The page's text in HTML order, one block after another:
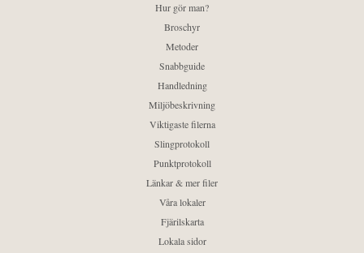
Hur gör man?
Broschyr
Metoder
Snabbguide
Handledning
Miljöbeskrivning
Viktigaste filerna
Slingprotokoll
Punktprotokoll
Länkar & mer filer
Våra lokaler
Fjärilskarta
Lokala sidor